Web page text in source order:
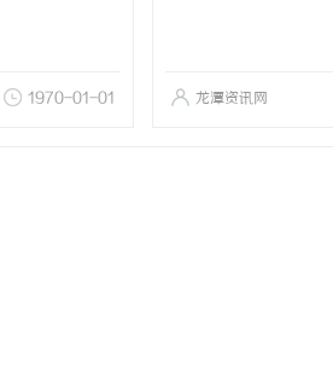
1970-01-01 龙潭资讯网